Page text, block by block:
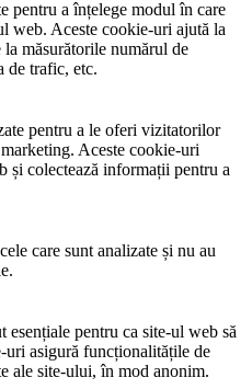
pentru a înțelege modul în care
web. Aceste cookie-uri ajută la
măsurătorile numărul de
de trafic, etc.
pentru a le oferi vizitatorilor
Aceste cookie-uri
și colectează informații pentru a
care sunt analizate și nu au
esențiale pentru ca site-ul web să
uri asigură funcționalitățile de
ale site-ului, în mod anonim.